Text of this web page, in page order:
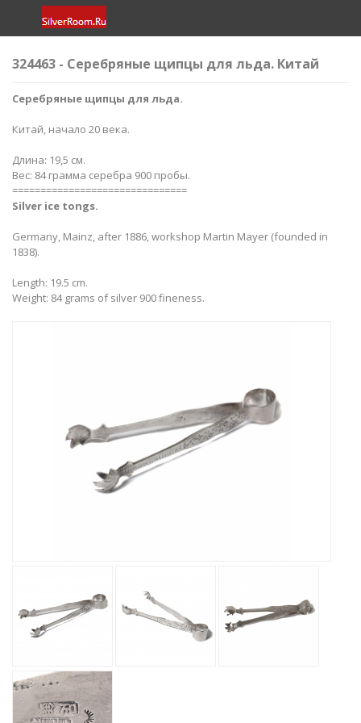
324463 - Серебряные щипцы для льда. Китай
Серебряные щипцы для льда.
Китай, начало 20 века.
Длина: 19,5 см.
Вес: 84 грамма серебра 900 пробы.
===============================
Silver ice tongs​​.
Germany, Mainz, after 1886, workshop Martin Mayer (founded in
1838).
Length: 19.5 cm.
Weight: 84 grams of silver 900 fineness.